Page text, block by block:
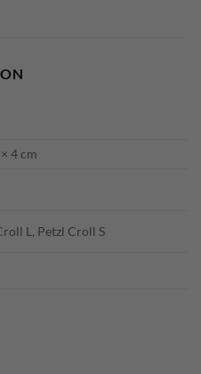
4 cm
L, Petzl Croll S